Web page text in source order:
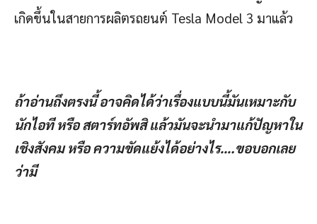
เกิดขึ้นในสายการผลิตรถยนต์ Tesla Model 3 มาแล้ว
ถ้าอ่านถึงตรงนี้ อาจคิดได้ว่าเรื่องแบบนี้มันเหมาะกับ
นักไอที หรือ สตาร์ทอัพสิ แล้วมันจะนำมาแก้ปัญหาใน
เชิงสังคม หรือ ความขัดแย้งได้อย่างไร….ขอบอกเลย
ว่ามี